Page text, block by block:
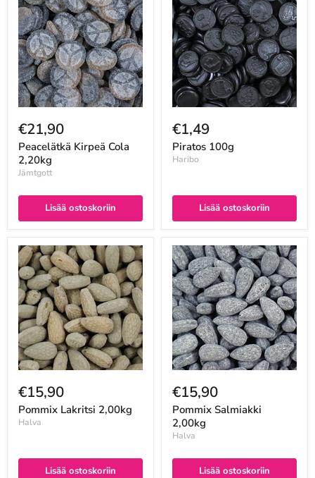
€21,90
Peacelätkä Kirpeä Cola
2,20kg
Jämtgott
Lisää ostoskoriin
€1,49
Piratos 100g
Haribo
Lisää ostoskoriin
€15,90
Pommix Lakritsi 2,00kg
Halva
Lisää ostoskoriin
€15,90
Pommix Salmiakki
2,00kg
Halva
Lisää ostoskoriin